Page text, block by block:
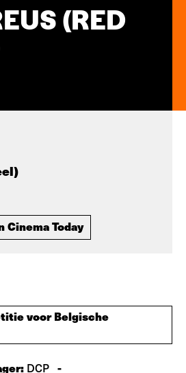
(RED
Cinema Today
voor Belgische
DCP -